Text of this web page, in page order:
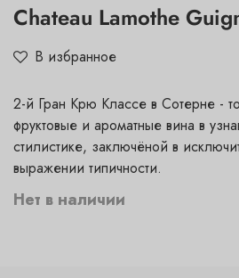
Chateau Lamothe
В избранное
Нет в наличии
2-й Гран Крю Классе в Сотерне -
фруктовые и ароматные вина в
стилистике, заключёной в
выражении типичности.